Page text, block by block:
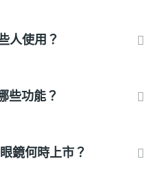
人使用？
些功能？
鏡何時上市？